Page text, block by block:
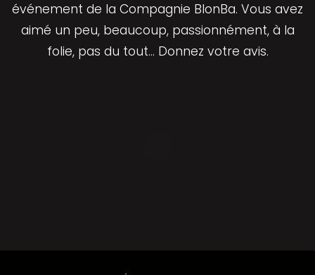
événement de la Compagnie BlonBa. Vous avez
aimé un peu, beaucoup, passionnément, à la
folie, pas du tout… Donnez votre avis.